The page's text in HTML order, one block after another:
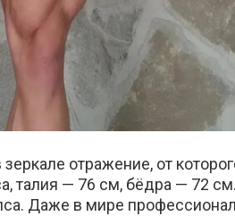
отражение, от
талия — 76 см, бёдра — 72
Даже в мире